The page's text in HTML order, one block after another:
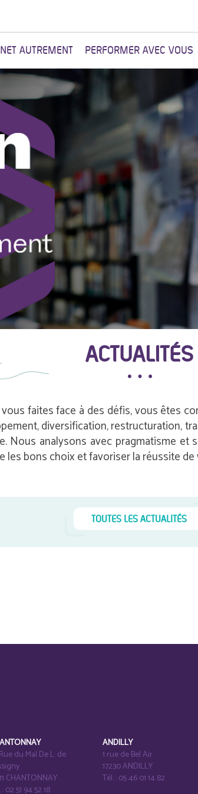
AUTREMENT PERFORMER AVEC VOUS
ACTUALITÉS
faites face à des défis, vous êtes
diversification, restructuration,
Nous analysons avec pragmatisme
les bons choix et favoriser la réussite
TOUTES LES ACTUALITÉS
du Mal De L. de
CHANTONNAY
02 51 94 52 18
ANDILLY
1 rue de Bel Air
17230 ANDILLY
Tél. : 05 46 01 14 82